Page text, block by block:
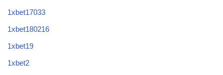
1xbet17033
1xbet180216
1xbet19
1xbet2